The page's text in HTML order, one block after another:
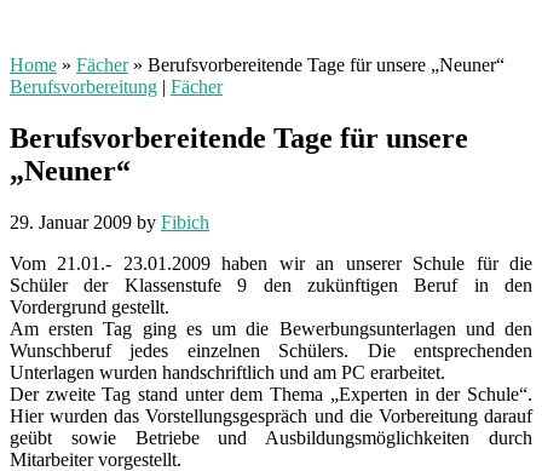
Home » Fächer » Berufsvorbereitende Tage für unsere „Neuner“
Berufsvorbereitung | Fächer
Berufsvorbereitende Tage für unsere
„Neuner“
29. Januar 2009 by Fibich
Vom 21.01.- 23.01.2009 haben wir an unserer Schule für die
Schüler der Klassenstufe 9 den zukünftigen Beruf in den
Vordergrund gestellt.
Am ersten Tag ging es um die Bewerbungsunterlagen und den
Wunschberuf jedes einzelnen Schülers. Die entsprechenden
Unterlagen wurden handschriftlich und am PC erarbeitet.
Der zweite Tag stand unter dem Thema „Experten in der Schule“.
Hier wurden das Vorstellungsgespräch und die Vorbereitung darauf
geübt sowie Betriebe und Ausbildungsmöglichkeiten durch
Mitarbeiter vorgestellt.